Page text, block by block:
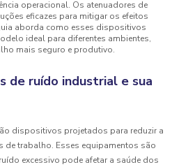
operacional. Os atenuadores de
eficazes para mitigar os efeitos
aborda como esses dispositivos
ideal para diferentes ambientes,
mais seguro e produtivo.
de ruído industrial e sua
dispositivos projetados para reduzir a
de trabalho. Esses equipamentos são
excessivo pode afetar a saúde dos